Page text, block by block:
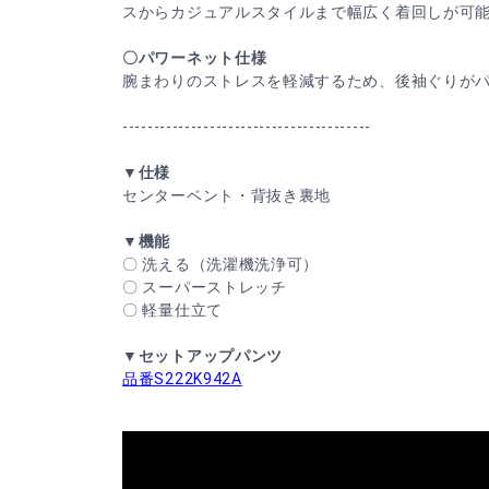
スからカジュアルスタイルまで幅広く着回しが可能
〇パワーネット仕様
腕まわりのストレスを軽減するため、後袖ぐりが
----------------------------------------
▼仕様
センターベント・背抜き裏地
▼機能
〇 洗える（洗濯機洗浄可）
〇 スーパーストレッチ
〇 軽量仕立て
▼セットアップパンツ
品番S222K942A